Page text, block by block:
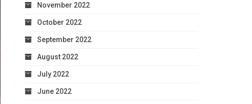
November 2022
October 2022
September 2022
August 2022
July 2022
June 2022